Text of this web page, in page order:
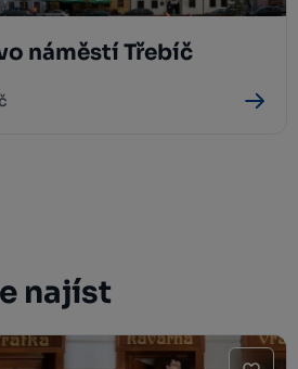
náměstí Třebíč
najíst